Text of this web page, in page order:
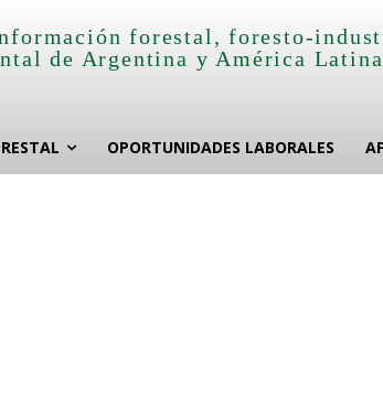
forestal, foresto-
de Argentina y América Latina
OPORTUNIDADES LABORALES